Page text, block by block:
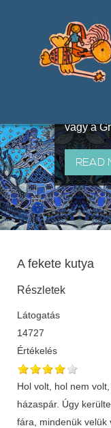
útján
melyeket
állítottak
vagy a
READ
A fekete kutya
Részletek
Látogatás
14727
Értékelés
Hol volt, hol nem
házaspár. Úgy
fára, mindenük velük